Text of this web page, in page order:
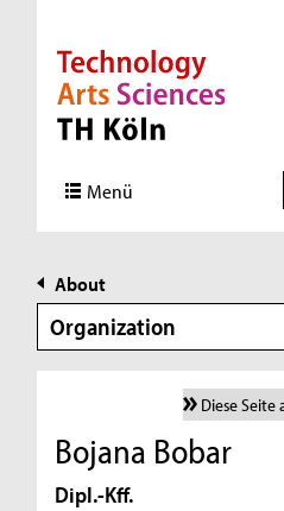
Direkt zur Hauptnavigation
Direkt zur Subnavigation
Direkt zum Inhalt
Direkt zum Fußbereich
Menü
About
Organization
Diese Seite
Bojana Bobar
Dipl.-Kff.